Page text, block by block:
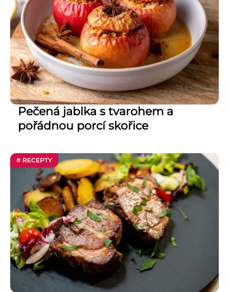
Pečená jablka s tvarohem a
pořádnou porcí skořice
# RECEPTY